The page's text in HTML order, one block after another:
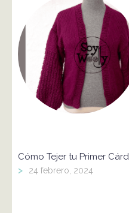
Cómo Tejer tu Primer
> 24 febrero, 2024